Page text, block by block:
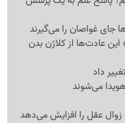
جای غواصان را می‌گیرند
عادت‌ها از کلاژن بدن
داد
می‌شوند
زوال عقل را افزایش می‌دهد